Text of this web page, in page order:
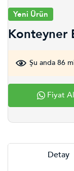
Yeni Ürün
Konteyner
Şu anda 86
Fiyat Al
Detay